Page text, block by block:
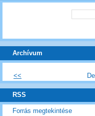
Archívum
<<
RSS
Forrás megtekintése